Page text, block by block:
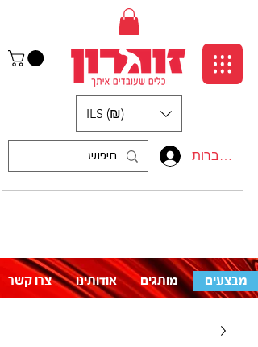
צרו קשר אודותינו מותגים מבצעים
התחברות
ILS (₪)